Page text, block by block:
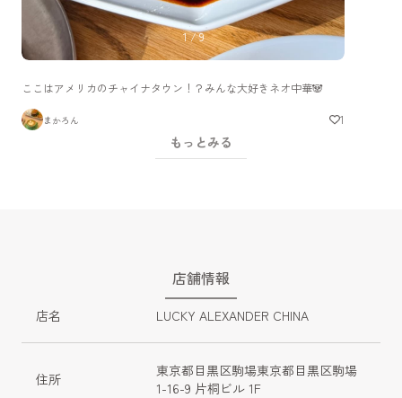
1/9
ここはアメリカのチャイナタウン！？みんな大好きネオ中華🐼
まかろん 1
もっとみる
店舗情報
店名 LUCKY ALEXANDER CHINA
住所
東京都目黒区駒場東京都目黒区駒場
1-16-9 片桐ビル 1F